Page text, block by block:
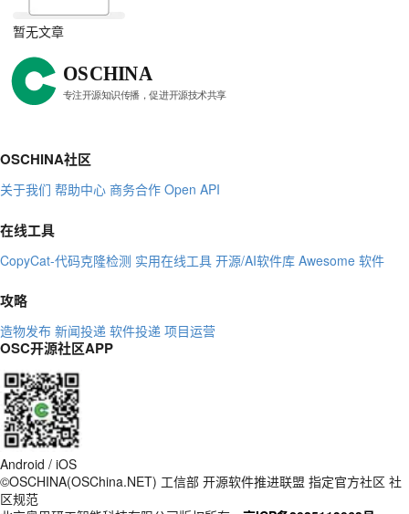
暂无文章
OSCHINA社区
关于我们 帮助中心 商务合作 Open API
在线工具
CopyCat-代码克隆检测 实用在线工具 开源/AI软件库 Awesome 软件
攻略
造物发布 新闻投递 软件投递 项目运营
OSC开源社区APP
Android / iOS
©OSCHINA(OSChina.NET) 工信部 开源软件推进联盟 指定官方社区 社
区规范